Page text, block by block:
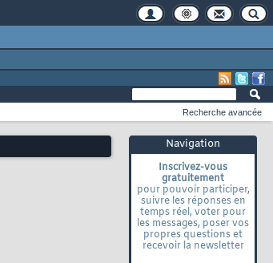
Navigation
Inscrivez-vous
gratuitement
pour pouvoir participer,
suivre les réponses en
temps réel, voter pour
les messages, poser vos
propres questions et
recevoir la newsletter
Recherche avancée